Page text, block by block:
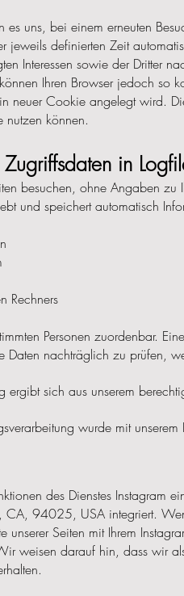
es uns, bei einem erneuten
jeweils definierten Zeit
Interessen sowie der Dritter
Ihren Browser jedoch so
neuer Cookie angelegt wird.
nutzen können.
Zugriffsdaten in
besuchen, ohne Angaben zu
und speichert automatisch
Rechners
Personen zuordenbar.
Daten nachträglich zu prüfen,
ergibt sich aus unserem
wurde mit unserem
des Dienstes
94025, USA integriert.
unserer Seiten mit Ihrem
weisen darauf hin, dass wir